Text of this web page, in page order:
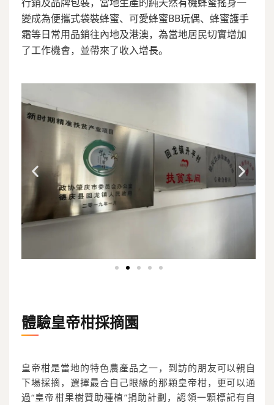
行銷及品牌包裝，當地生產的純天然有機蜂蜜搖身一
變成為便攜式袋裝蜂蜜、可愛蜂蜜BB玩偶、蜂蜜護手
霜等日常用品銷往內地及港澳，為當地居民切實增加
了工作機會，並帶來了收入增長。
體驗皇帝柑採摘園
皇帝柑是當地的特色農產品之一，到訪的朋友可以親自
下場採摘，選擇最合自己眼緣的那顆皇帝柑，更可以通
過“皇帝柑果樹贊助種植”捐助計劃，認領一顆標記有自